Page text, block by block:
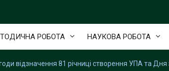
РОБОТА НАУКОВА РОБОТА
відзначення 81 річниці створення УПА та Дня